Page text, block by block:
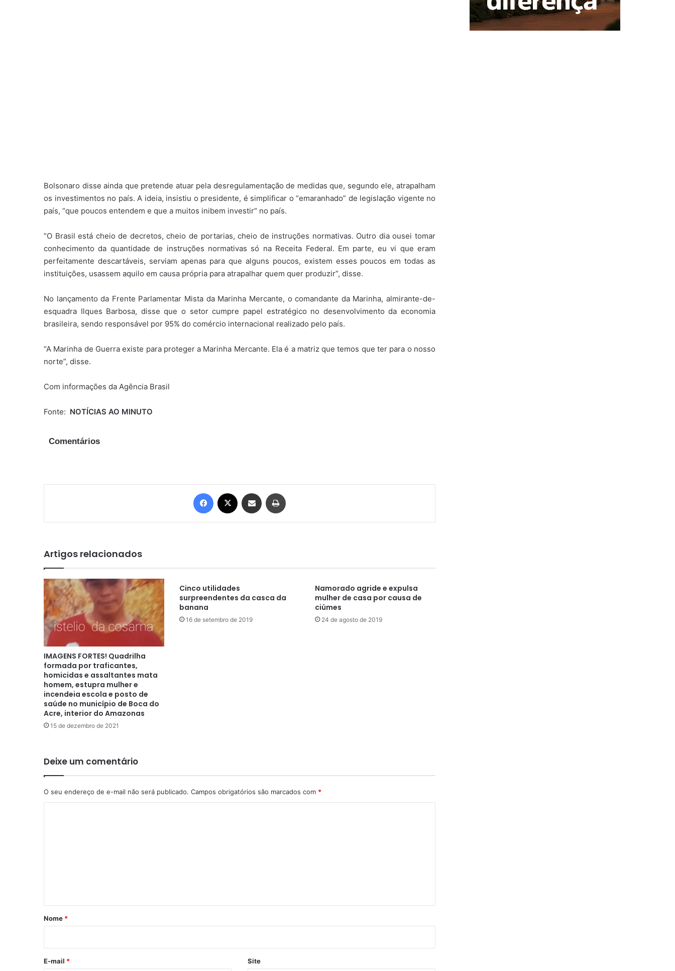
Bolsonaro disse ainda que pretende atuar pela desregulamentação de medidas que, segundo ele, atrapalham
os investimentos no país. A ideia, insistiu o presidente, é simplificar o “emaranhado” de legislação vigente no
país, “que poucos entendem e que a muitos inibem investir” no país.
“O Brasil está cheio de decretos, cheio de portarias, cheio de instruções normativas. Outro dia ousei tomar
conhecimento da quantidade de instruções normativas só na Receita Federal. Em parte, eu vi que eram
perfeitamente descartáveis, serviam apenas para que alguns poucos, existem esses poucos em todas as
instituições, usassem aquilo em causa própria para atrapalhar quem quer produzir”, disse.
No lançamento da Frente Parlamentar Mista da Marinha Mercante, o comandante da Marinha, almirante-de-
esquadra Ilques Barbosa, disse que o setor cumpre papel estratégico no desenvolvimento da economia
brasileira, sendo responsável por 95% do comércio internacional realizado pelo país.
“A Marinha de Guerra existe para proteger a Marinha Mercante. Ela é a matriz que temos que ter para o nosso
norte”, disse.
Com informações da Agência Brasil
Fonte: NOTÍCIAS AO MINUTO
Comentários
Facebook Compartilhar via e-mail
Artigos relacionados
IMAGENS FORTES! Quadrilha
formada por traficantes,
homicidas e assaltantes mata
homem, estupra mulher e
incendeia escola e posto de
saúde no município de Boca do
Acre, interior do Amazonas
15 de dezembro de 2021
Cinco utilidades
surpreendentes da casca da
banana
16 de setembro de 2019
Namorado agride e expulsa
mulher de casa por causa de
ciúmes
24 de agosto de 2019
Deixe um comentário
O seu endereço de e-mail não será publicado. Campos obrigatórios são marcados com *
r
*
Nome *
E-mail * Site